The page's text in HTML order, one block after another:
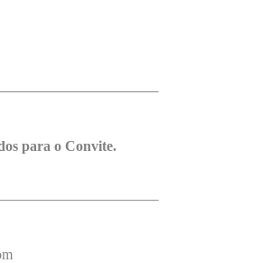
para o Convite.